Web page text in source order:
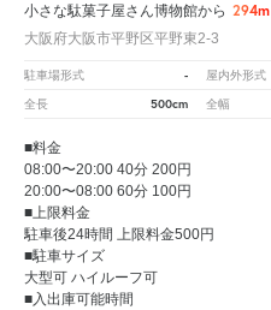
小さな駄菓子屋さん博物館から 294m
大阪府大阪市平野区平野東2-3
駐車場形式 - 屋内外形式
全長 500cm 全幅
■料金
08:00〜20:00 40分 200円
20:00〜08:00 60分 100円
■上限料金
駐車後24時間 上限料金500円
■駐車サイズ
大型可 ハイルーフ可
■入出庫可能時間